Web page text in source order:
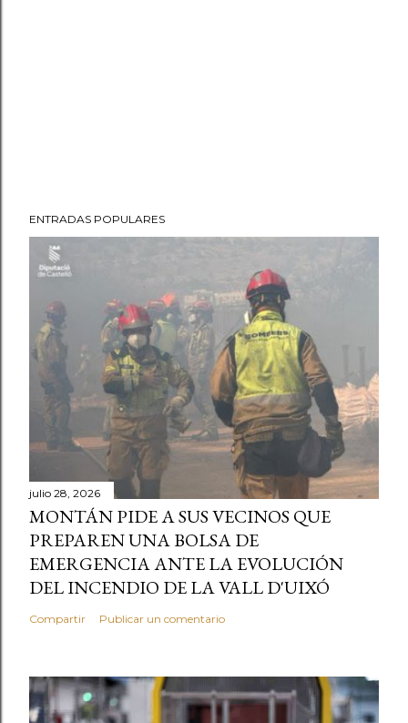
ENTRADAS POPULARES
julio 28, 2026
MONTÁN PIDE A SUS VECINOS QUE
PREPAREN UNA BOLSA DE
EMERGENCIA ANTE LA EVOLUCIÓN
DEL INCENDIO DE LA VALL D'UIXÓ
Compartir Publicar un comentario